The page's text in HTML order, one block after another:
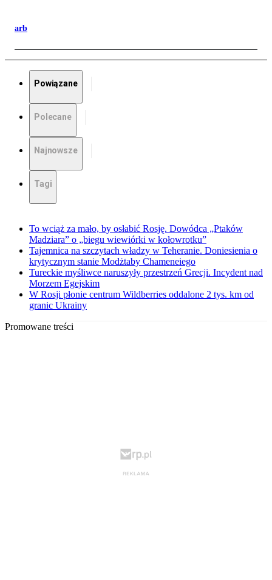
arb
Powiązane
Polecane
Najnowsze
Tagi
To wciąż za mało, by osłabić Rosję. Dowódca „Ptaków
Madziara” o „biegu wiewiórki w kołowrotku”
Tajemnica na szczytach władzy w Teheranie. Doniesienia o
krytycznym stanie Modżtaby Chameneiego
Tureckie myśliwce naruszyły przestrzeń Grecji. Incydent nad
Morzem Egejskim
W Rosji płonie centrum Wildberries oddalone 2 tys. km od
granic Ukrainy
Promowane treści